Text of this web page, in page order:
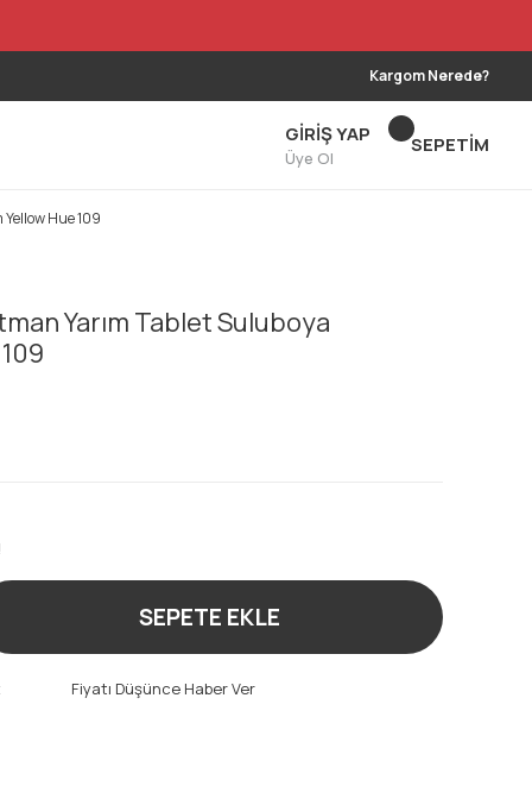
Kargom Nerede?
GİRİŞ YAP
Üye Ol
SEPETİM
Hue 109
Yarım Tablet Suluboya
SEPETE EKLE
Fiyatı Düşünce Haber Ver